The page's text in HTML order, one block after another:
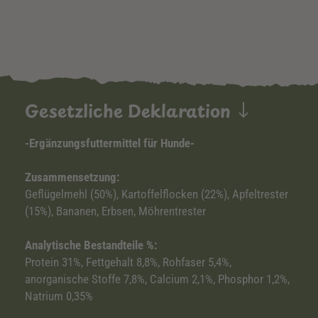
Gesetzliche Deklaration
-Ergänzungsfuttermittel für Hunde-
Zusammensetzung:
Geflügelmehl (50%), Kartoffelflocken (22%), Apfeltrester
(15%), Bananen, Erbsen, Möhrentrester
Analytische Bestandteile %:
Protein 31%, Fettgehalt 8,8%, Rohfaser 5,4%,
anorganische Stoffe 7,8%, Calcium 2,1%, Phosphor 1,2%,
Natrium 0,35%